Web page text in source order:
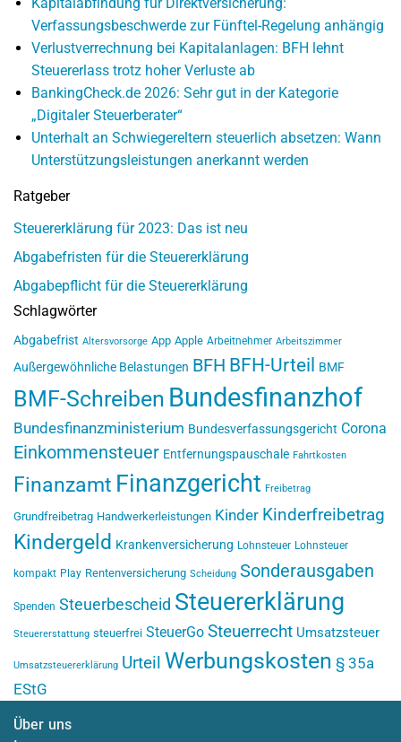
Verfassungsbeschwerde zur Fünftel-Regelung anhängig
Verlustverrechnung bei Kapitalanlagen: BFH lehnt
Steuererlass trotz hoher Verluste ab
BankingCheck.de 2026: Sehr gut in der Kategorie
„Digitaler Steuerberater“
Unterhalt an Schwiegereltern steuerlich absetzen: Wann
Unterstützungsleistungen anerkannt werden
Ratgeber
Steuererklärung für 2023: Das ist neu
Abgabefristen für die Steuererklärung
Abgabepflicht für die Steuererklärung
Schlagwörter
Abgabefrist Altersvorsorge App Apple Arbeitnehmer Arbeitszimmer
Außergewöhnliche Belastungen BFH BFH-Urteil BMF
BMF-Schreiben Bundesfinanzhof
Bundesfinanzministerium Bundesverfassungsgericht Corona
Einkommensteuer Entfernungspauschale Fahrtkosten
Finanzamt Finanzgericht Freibetrag
Grundfreibetrag Handwerkerleistungen Kinder Kinderfreibetrag
Kindergeld Krankenversicherung Lohnsteuer Lohnsteuer
kompakt Play Rentenversicherung Scheidung Sonderausgaben
Spenden Steuerbescheid Steuererklärung
Steuererstattung steuerfrei SteuerGo Steuerrecht Umsatzsteuer
Umsatzsteuererklärung Urteil Werbungskosten § 35a
EStG
Über uns